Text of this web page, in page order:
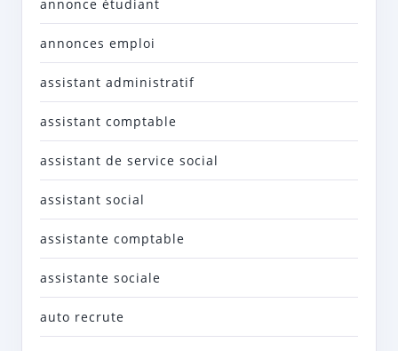
annonce étudiant
annonces emploi
assistant administratif
assistant comptable
assistant de service social
assistant social
assistante comptable
assistante sociale
auto recrute